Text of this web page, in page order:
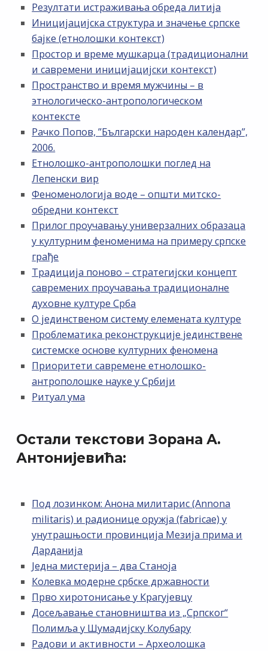
Резултати истраживања обреда литија
Иницијацијска структура и значење српске
бајке (етнолошки контекст)
Простор и време мушкарца (традиционални
и савремени иницијацијски контекст)
Пространство и время мужчины – в
этнологическо-антропологическом
контексте
Рачко Попов, ”Български народен календар”,
2006.
Етнолошко-антрополошки поглед на
Лепенски вир
Феноменологија воде – општи митско-
обредни контекст
Прилог проучавању универзалних образаца
у културним феноменима на примеру српске
грађе
Традиција поново – стратегијски концепт
савремених проучавања традиционалне
духовне културе Срба
О јединственом систему елемената културе
Проблематика реконструкције јединствене
системске основе културних феномена
Приоритети савремене етнолошко-
антрополошке науке у Србији
Ритуал ума
Остали текстови Зорана А.
Антонијевића:
Под лозинком: Анона милитарис (Annona
militaris) и радионице оружја (fabricae) у
унутрашњости провинција Мезија прима и
Дарданија
Једна мистерија – два Станоја
Колевка модерне србске државности
Прво хиротонисање у Крагујевцу
Досељавање становништва из „Српског“
Полимља у Шумадијску Колубару
Радови и активности – Археолошка